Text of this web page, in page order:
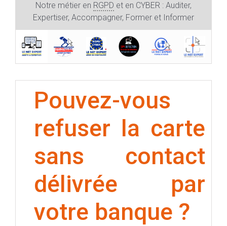
Notre métier en RGPD et en CYBER : Auditer,
Expertiser, Accompagner, Former et Informer
Pouvez-vous
refuser la carte
sans contact
délivrée par
votre banque ?